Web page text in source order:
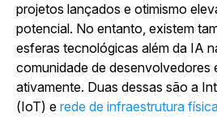
projetos lançados e otimismo
potencial. No entanto, existem
esferas tecnológicas além da IA
comunidade de desenvolvedores
ativamente. Duas dessas são a
(IoT) e rede de infraestrutura